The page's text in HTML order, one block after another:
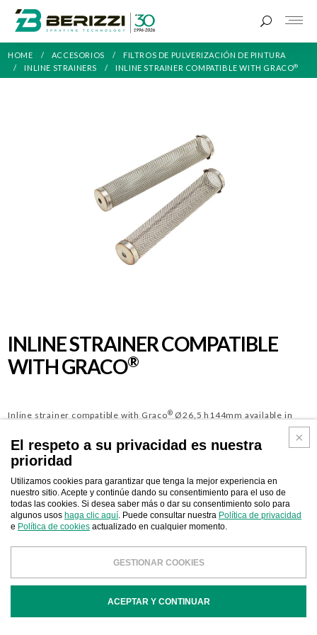
HOME ACCESORIOS
FILTROS DE PULVERIZACIÓN DE PINTURA
INLINE STRAINERS
INLINE STRAINER COMPATIBLE WITH GRACO®
INLINE STRAINER COMPATIBLE
WITH GRACO®
Inline strainer compatible with Graco® Ø26,5 h144mm available in
different filtration degrees from 15 to 600 mesh. >>> COMPATIBLE
WITH GRACO® MACHINERIES
*Third-party trademarks, trade names, and company names cited are the property of
their respective owners and are used for informational purposes only. The
aforementioned trademarks and names are used solely for descriptive purposes of
the products supplied by BERIZZI.
El respeto a su privacidad es nuestra
prioridad
Utilizamos cookies para garantizar que tenga la mejor experiencia en
nuestro sitio. Acepte y continúe dando su consentimiento para el uso de
todas las cookies. Si desea saber más o dar su consentimiento solo para
algunos usos haga clic aquí. Puede consultar nuestra Política de privacidad
e Política de cookies actualizado en cualquier momento.
GESTIONAR COOKIES
ACEPTAR Y CONTINUAR